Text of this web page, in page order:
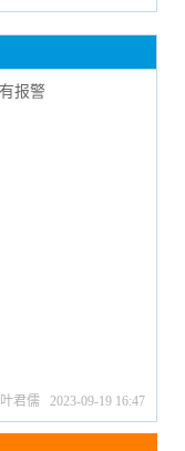
报警
叶君儒 2023-09-19 16:47